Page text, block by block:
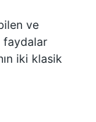
ve
faydalar
iki klasik